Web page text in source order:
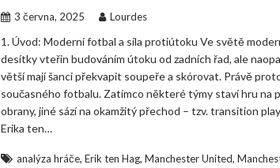
3 června, 2025 Lourdes
1. Úvod: Moderní fotbal a síla protiútoku Ve světě
desítky vteřin budováním útoku od zadních řad, ale
větší mají šanci překvapit soupeře a skórovat. Právě
současného fotbalu. Zatímco některé týmy staví hru na
obrany, jiné sází na okamžitý přechod – tzv. transition
Erika ten…
analýza hráče, Erik ten Hag, Manchester United,